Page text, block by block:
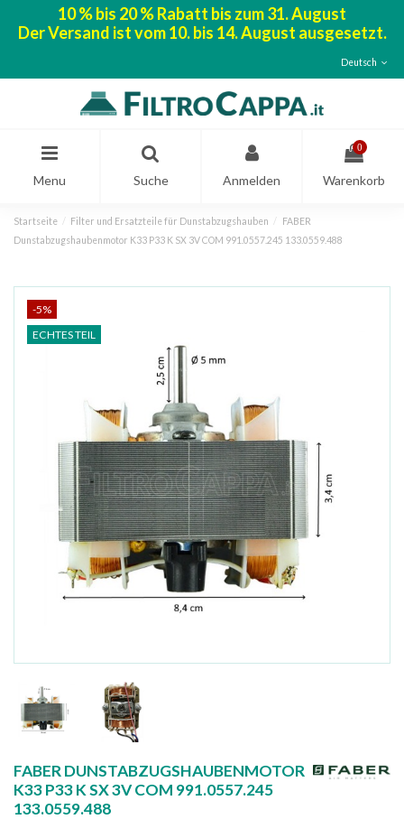
10 % bis 20 % Rabatt bis zum 31. August
Der Versand ist vom 10. bis 14. August ausgesetzt.
Deutsch
Menu Suche Anmelden
0
Warenkorb
Startseite Filter und Ersatzteile für Dunstabzugshauben
FABER
Dunstabzugshaubenmotor K33 P33 K SX 3V COM 991.0557.245 133.0559.488
-5%
ECHTES TEIL
FABER DUNSTABZUGSHAUBENMOTOR
K33 P33 K SX 3V COM 991.0557.245
133.0559.488